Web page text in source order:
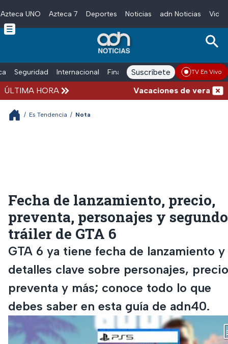
Skip to main content
Azteca UNO Azteca 7 Deportes Noticias adn Noticias
Seguridad Internacional Finanzas adn Noticias Radio
Suscríbete TV En Vivo
ÚLTIMA HORA Vacaciones de verano
/ Es Tendencia / Nota
Fecha de lanzamiento, precio,
preventa, personajes y segundo
tráiler de GTA 6
GTA 6 ya tiene fecha de lanzamiento y
detalles clave sobre personajes,
preventa y más; conoce todo lo que
debes saber en esta guía de adn40.